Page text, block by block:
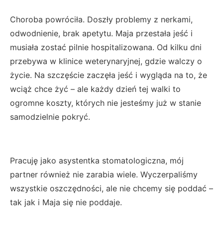
Choroba powróciła. Doszły problemy z nerkami,
odwodnienie, brak apetytu. Maja przestała jeść i
musiała zostać pilnie hospitalizowana. Od kilku dni
przebywa w klinice weterynaryjnej, gdzie walczy o
życie. Na szczęście zaczęła jeść i wygląda na to, że
wciąż chce żyć – ale każdy dzień tej walki to
ogromne koszty, których nie jesteśmy już w stanie
samodzielnie pokryć.
Pracuję jako asystentka stomatologiczna, mój
partner również nie zarabia wiele. Wyczerpaliśmy
wszystkie oszczędności, ale nie chcemy się poddać –
tak jak i Maja się nie poddaje.